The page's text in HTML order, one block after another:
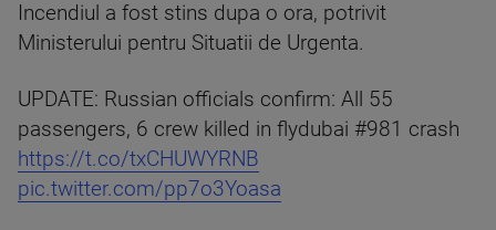
Incendiul a fost stins dupa o ora, potrivit
Ministerului pentru Situatii de Urgenta.
UPDATE: Russian officials confirm: All 55
passengers, 6 crew killed in flydubai #981 crash
https://t.co/txCHUWYRNB
pic.twitter.com/pp7o3Yoasa